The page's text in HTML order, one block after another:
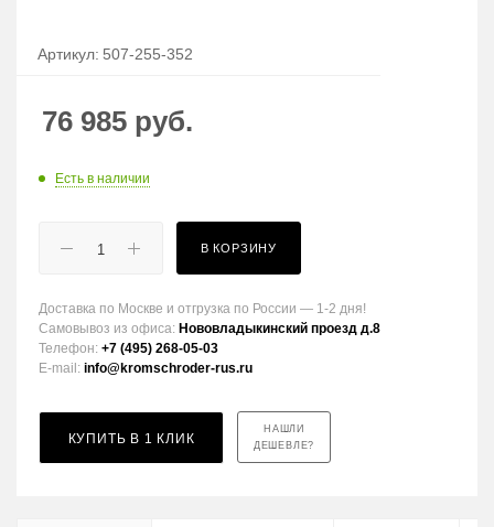
Артикул: 507-255-352
76 985 руб.
Есть в наличии
В КОРЗИНУ
Доставка по Москве и отгрузка по России — 1-2 дня!
Самовывоз из офиса: Нововладыкинский проезд д.8
Телефон: +7 (495) 268-05-03
E-mail: info@kromschroder-rus.ru
КУПИТЬ В 1 КЛИК
НАШЛИ
ДЕШЕВЛЕ?